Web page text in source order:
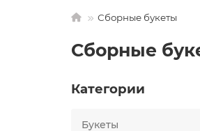
Сборные букеты
Сборные
Категории
Букеты